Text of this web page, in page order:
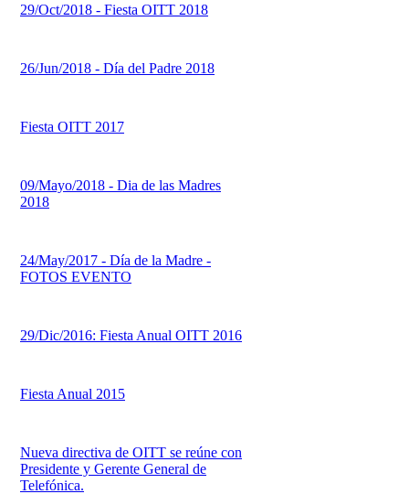
29/Oct/2018 - Fiesta OITT 2018
26/Jun/2018 - Día del Padre 2018
Fiesta OITT 2017
09/Mayo/2018 - Dia de las Madres
2018
24/May/2017 - Día de la Madre -
FOTOS EVENTO
29/Dic/2016: Fiesta Anual OITT 2016
Fiesta Anual 2015
Nueva directiva de OITT se reúne con
Presidente y Gerente General de
Telefónica.